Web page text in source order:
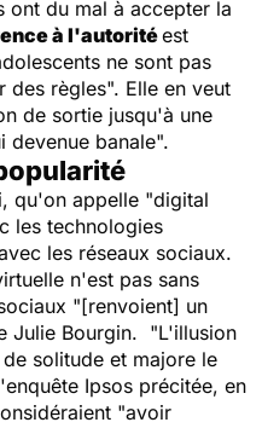
ont du mal à accepter la
à l'autoritéest
ne sont pas
des règles". Elle en veut
de sortie jusqu'à une
devenue banale".
qu'on appelle "digital
les technologies
les réseaux sociaux.
n'est pas sans
"[renvoient] un
Julie Bourgin. "L'illusion
solitude et majore le
Ipsos précitée, en
"avoir